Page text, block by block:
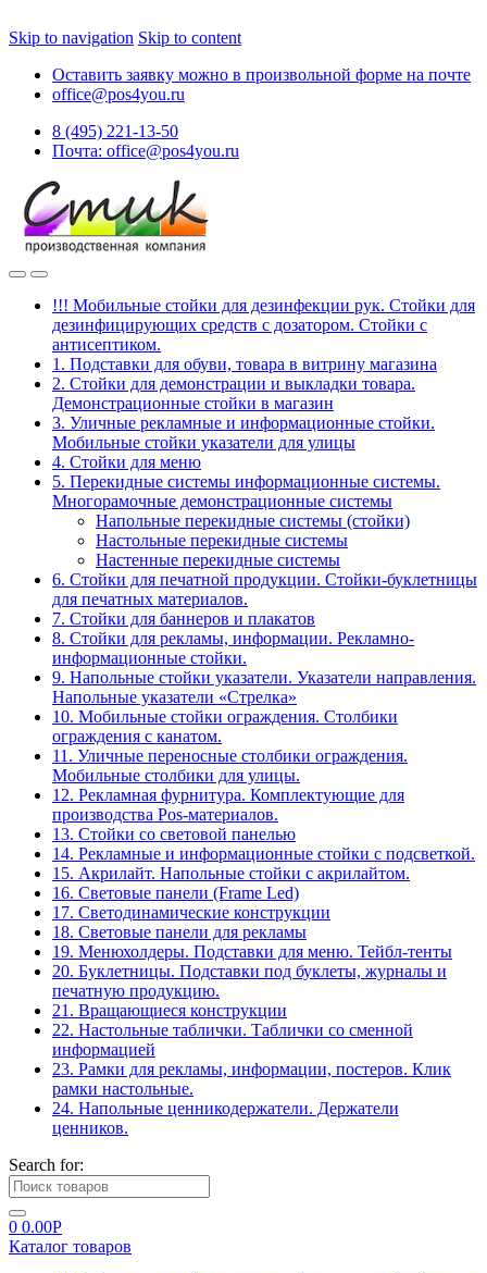
Skip to navigation Skip to content
Оставить заявку можно в произвольной форме на почте
office@pos4you.ru
8 (495) 221-13-50
Почта: office@pos4you.ru
!!! Мобильные стойки для дезинфекции рук. Стойки для
дезинфицирующих средств с дозатором. Стойки с
антисептиком.
1. Подставки для обуви, товара в витрину магазина
2. Стойки для демонстрации и выкладки товара.
Демонстрационные стойки в магазин
3. Уличные рекламные и информационные стойки.
Мобильные стойки указатели для улицы
4. Стойки для меню
5. Перекидные системы информационные системы.
Многорамочные демонстрационные системы
Напольные перекидные системы (стойки)
Настольные перекидные системы
Настенные перекидные системы
6. Стойки для печатной продукции. Стойки-буклетницы
для печатных материалов.
7. Стойки для баннеров и плакатов
8. Стойки для рекламы, информации. Рекламно-
информационные стойки.
9. Напольные стойки указатели. Указатели направления.
Напольные указатели «Стрелка»
10. Мобильные стойки ограждения. Столбики
ограждения с канатом.
11. Уличные переносные столбики ограждения.
Мобильные столбики для улицы.
12. Рекламная фурнитура. Комплектующие для
производства Pos-материалов.
13. Стойки со световой панелью
14. Рекламные и информационные стойки с подсветкой.
15. Акрилайт. Напольные стойки с акрилайтом.
16. Световые панели (Frame Led)
17. Светодинамические конструкции
18. Световые панели для рекламы
19. Менюхолдеры. Подставки для меню. Тейбл-тенты
20. Буклетницы. Подставки под буклеты, журналы и
печатную продукцию.
21. Вращающиеся конструкции
22. Настольные таблички. Таблички со сменной
информацией
23. Рамки для рекламы, информации, постеров. Клик
рамки настольные.
24. Напольные ценникодержатели. Держатели
ценников.
Search for:
0 0.00Р
Каталог товаров